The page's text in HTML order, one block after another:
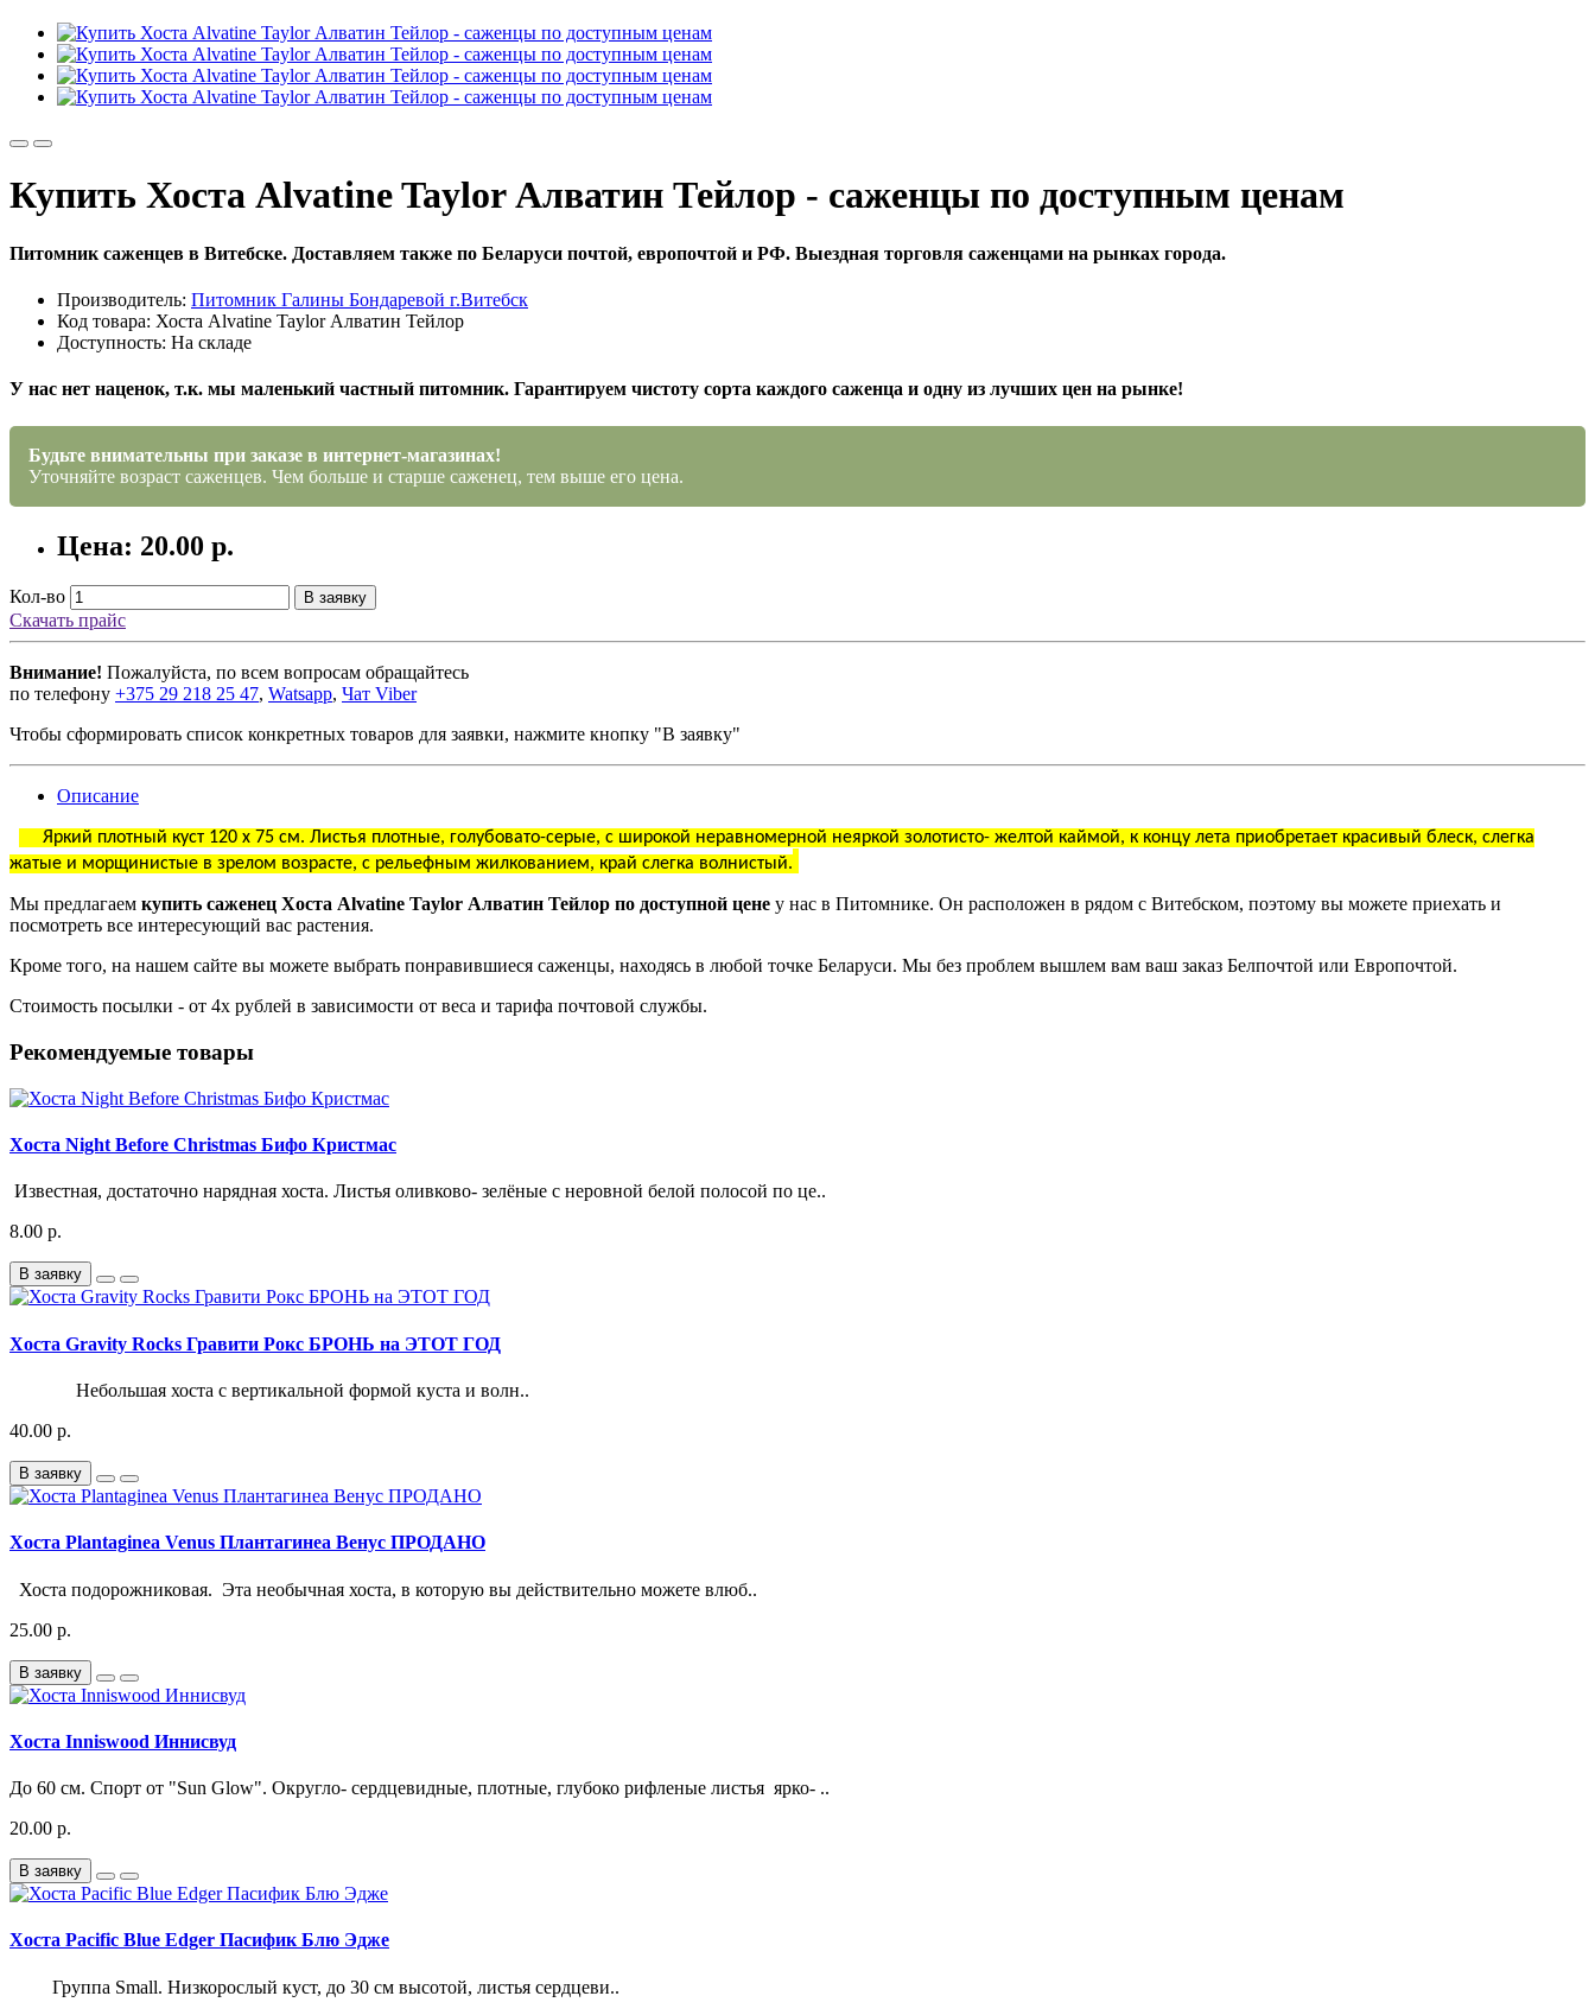
Купить Хоста Alvatine Taylor Алватин Тейлор - саженцы по доступным ценам
Питомник саженцев в Витебске. Доставляем также по Беларуси почтой, европочтой и РФ. Выездная торговля саженцами на рынках города.
Производитель: Питомник Галины Бондаревой г.Витебск
Код товара: Хоста Alvatine Taylor Алватин Тейлор
Доступность: На складе
У нас нет наценок, т.к. мы маленький частный питомник. Гарантируем чистоту сорта каждого саженца и одну из лучших цен на рынке!
Будьте внимательны при заказе в интернет-магазинах!
Уточняйте возраст саженцев. Чем больше и старше саженец, тем выше его цена.
Цена: 20.00 р.
Кол-во В заявку
Скачать прайс
Внимание! Пожалуйста, по всем вопросам обращайтесь
по телефону +375 29 218 25 47, Watsapp, Чат Viber
Чтобы сформировать список конкретных товаров для заявки, нажмите кнопку "В заявку"
Описание
Яркий плотный куст 120 x 75 см. Листья плотные, голубовато-серые, с широкой неравномерной неяркой золотисто- желтой каймой, к концу лета приобретает красивый блеск, слегка
жатые и морщинистые в зрелом возрасте, с рельефным жилкованием, край слегка волнистый.
Мы предлагаем купить саженец Хоста Alvatine Taylor Алватин Тейлор по доступной цене у нас в Питомнике. Он расположен в рядом с Витебском, поэтому вы можете приехать и
посмотреть все интересующий вас растения.
Кроме того, на нашем сайте вы можете выбрать понравившиеся саженцы, находясь в любой точке Беларуси. Мы без проблем вышлем вам ваш заказ Белпочтой или Европочтой.
Стоимость посылки - от 4х рублей в зависимости от веса и тарифа почтовой службы.
Рекомендуемые товары
Хоста Night Before Christmas Бифо Кристмас
Известная, достаточно нарядная хоста. Листья оливково- зелёные с неровной белой полосой по це..
8.00 р.
В заявку
Хоста Gravity Rocks Гравити Рокс БРОНЬ на ЭТОТ ГОД
Небольшая хоста с вертикальной формой куста и волн..
40.00 р.
В заявку
Хоста Plantaginea Venus Плантагинеа Венус ПРОДАНО
Хоста подорожниковая. Эта необычная хоста, в которую вы действительно можете влюб..
25.00 р.
В заявку
Хоста Inniswood Иннисвуд
До 60 см. Спорт от "Sun Glow". Округло- сердцевидные, плотные, глубоко рифленые листья ярко- ..
20.00 р.
В заявку
Хоста Pacific Blue Edger Пасифик Блю Эдже
Группа Small. Низкорослый куст, до 30 см высотой, листья сердцеви..